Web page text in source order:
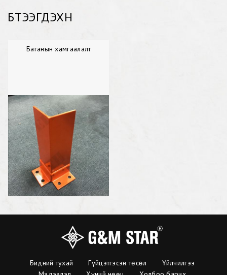
БҮТЭЭГДЭХҮҮН
Баганын хамгаалалт
Бидний тухай Гүйцэтгэсэн төсөл
Үйлчилгээ